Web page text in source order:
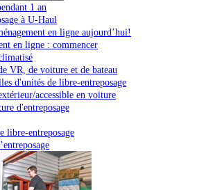
1 an
à U-Haul
en ligne aujourd’hui!
en ligne : commencer
VR, de voiture et de bateau
d'unités de libre-entreposage
accessible en voiture
d'entreposage
libre-entreposage